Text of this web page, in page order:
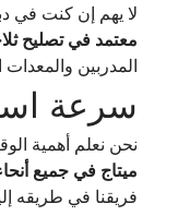
لا يهم إن كنت في
معتمد في تصليح
المدربين والمعدات
سرعة
نحن نعلم أهمية
ميتاج في جميع
فريقنا في طريقه